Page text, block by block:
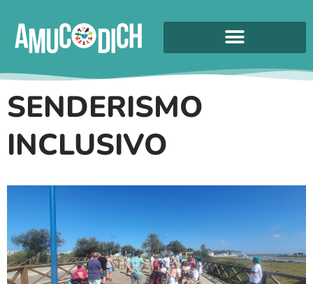
SENDERISMO
INCLUSIVO